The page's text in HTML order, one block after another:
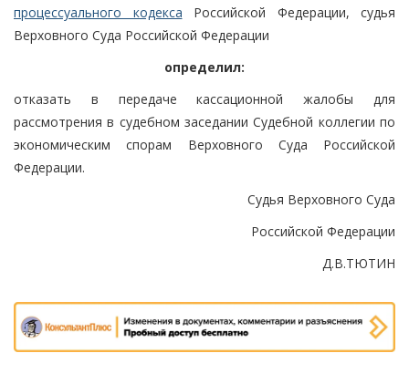
процессуального кодекса Российской Федерации, судья
Верховного Суда Российской Федерации
определил:
отказать в передаче кассационной жалобы для
рассмотрения в судебном заседании Судебной коллегии по
экономическим спорам Верховного Суда Российской
Федерации.
Судья Верховного Суда
Российской Федерации
Д.В.ТЮТИН